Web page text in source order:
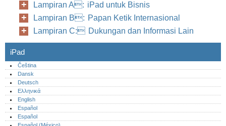
Lampiran A: iPad untuk Bisnis
Lampiran B: Papan Ketik Internasional
Lampiran C: Dukungan dan Informasi Lain
iPad
Čeština
Dansk
Deutsch
Ελληνικά
English
Español
Español